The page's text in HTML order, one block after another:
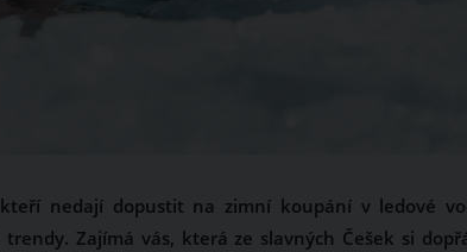
nedají dopustit na zimní koupání v ledové
Zajímá vás, která ze slavných Češek si